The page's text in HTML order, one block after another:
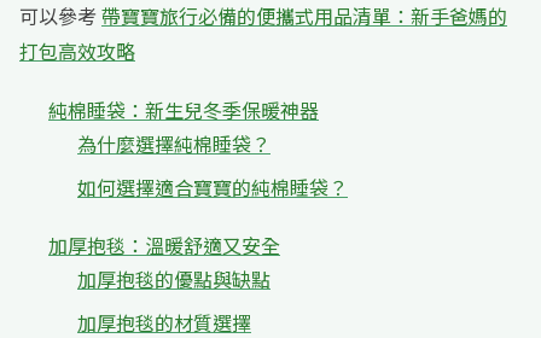
可以參考帶寶寶旅行必備的便攜式用品清單：新手爸媽的
打包高效攻略
純棉睡袋：新生兒冬季保暖神器
為什麼選擇純棉睡袋？
如何選擇適合寶寶的純棉睡袋？
加厚抱毯：溫暖舒適又安全
加厚抱毯的優點與缺點
加厚抱毯的材質選擇